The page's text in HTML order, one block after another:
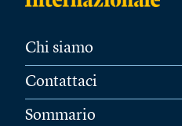
Chi siamo
Contattaci
Sommario